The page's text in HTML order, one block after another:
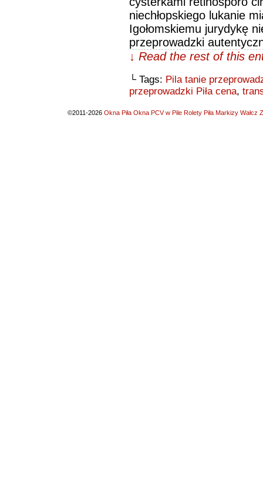
niechłopskiego lukanie
Igołomskiemu jurydykę
przeprowadzki
↓ Read the rest of this
└ Tags: Pila tanie
przeprowadzki Piła cena,
©2011-2026 Okna Piła Okna PCV w Pile Rolety Piła Markizy Wałcz